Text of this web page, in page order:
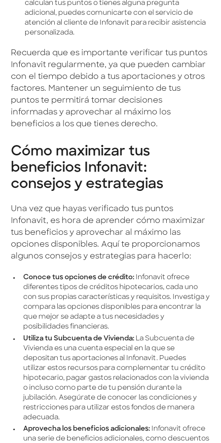
calculan tus puntos o tienes alguna pregunta
adicional, puedes comunicarte con el servicio de
atención al cliente de Infonavit para recibir asistencia
personalizada.
Recuerda que es importante verificar tus puntos
Infonavit regularmente, ya que pueden cambiar
con el tiempo debido a tus aportaciones y otros
factores. Mantener un seguimiento de tus
puntos te permitirá tomar decisiones
informadas y aprovechar al máximo los
beneficios a los que tienes derecho.
Cómo maximizar tus
beneficios Infonavit:
consejos y estrategias
Una vez que hayas verificado tus puntos
Infonavit, es hora de aprender cómo maximizar
tus beneficios y aprovechar al máximo las
opciones disponibles. Aquí te proporcionamos
algunos consejos y estrategias para hacerlo:
Conoce tus opciones de crédito:
Infonavit ofrece
diferentes tipos de créditos hipotecarios, cada uno
con sus propias características y requisitos. Investiga y
compara las opciones disponibles para encontrar la
que mejor se adapte a tus necesidades y
posibilidades financieras.
Utiliza tu Subcuenta de Vivienda:La Subcuenta de
Vivienda es una cuenta especial en la que se
depositan tus aportaciones al Infonavit. Puedes
utilizar estos recursos para complementar tu crédito
hipotecario, pagar gastos relacionados con la vivienda
o incluso como parte de tu pensión durante la
jubilación. Asegúrate de conocer las condiciones y
restricciones para utilizar estos fondos de manera
adecuada.
Aprovecha los beneficios adicionales:Infonavit ofrece
una serie de beneficios adicionales, como descuentos